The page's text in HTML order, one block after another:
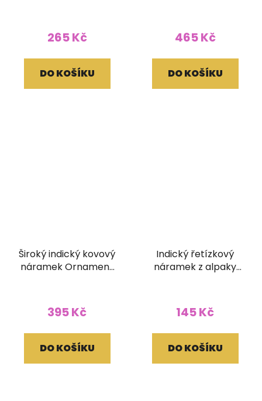
265 Kč
DO KOŠÍKU
465 Kč
DO KOŠÍKU
Široký indický kovový
náramek Ornament
395 Kč
DO KOŠÍKU
Indický řetízkový
náramek z alpaky
145 Kč
DO KOŠÍKU